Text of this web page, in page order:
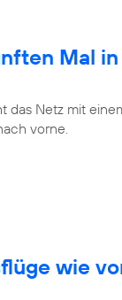
Mal
Netz mit
vorne.
wie